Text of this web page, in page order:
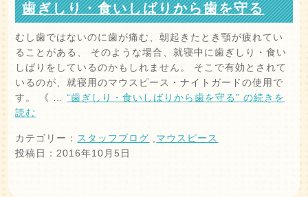
歯ぎしり・食いしばりから歯を守る
むし歯ではないのに歯が痛む、朝起きたとき顎が疲れてい
ることがある、 そのような場合、就寝中に歯ぎしり・食い
しばりをしているのかもしれません。 そこで有効とされて
いるのが、就寝用のマウスピース・ナイトガードの使用で
す。 《 …“歯ぎしり・食いしばりから歯を守る” の続きを
読む
カテゴリー： スタッフブログ ,マウスピース
投稿日：2016年10月5日